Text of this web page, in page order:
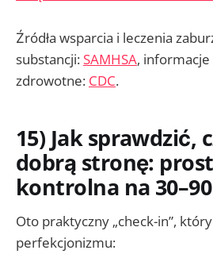
Źródła wsparcia i leczenia
substancji: SAMHSA,
zdrowotne: CDC.
15) Jak sprawdzić,
dobrą stronę:
kontrolna na
Oto praktyczny „check-in”,
perfekcjonizmu: